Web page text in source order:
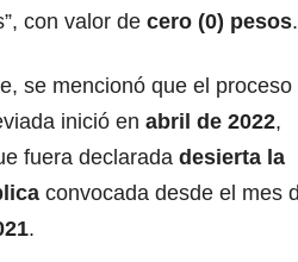
con valor de cero (0) pesos.
se mencionó que el proceso
inició en abril de 2022,
fuera declarada desierta la
convocada desde el mes
.